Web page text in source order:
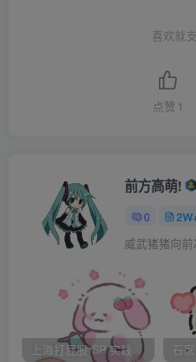
厉到：“下面正式开始体罚！
保持高撅状态！过程中不许
了。李楠慢慢退下张柔的丝
得张柔屁股一阵疼痛。李楠
喜欢丝袜，我特意为您另外
染红这条黑丝。”说罢抡起
的屁股。板子稳准狠的落在
了10下左右，张柔整个屁股
喜欢就
点赞 1
前方高萌!
0
威武猪猪向前
上海打屁股 SP 实践